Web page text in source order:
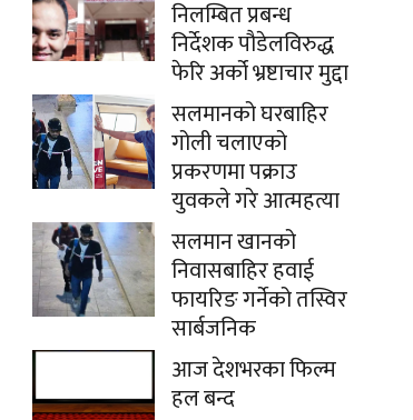
निलम्बित प्रबन्ध
निर्देशक पौडेलविरुद्ध
फेरि अर्को भ्रष्टाचार मुद्दा
सलमानको घरबाहिर
गोली चलाएको
प्रकरणमा पक्राउ
युवकले गरे आत्महत्या
सलमान खानको
निवासबाहिर हवाई
फायरिङ गर्नेको तस्विर
सार्बजनिक
आज देशभरका फिल्म
हल बन्द